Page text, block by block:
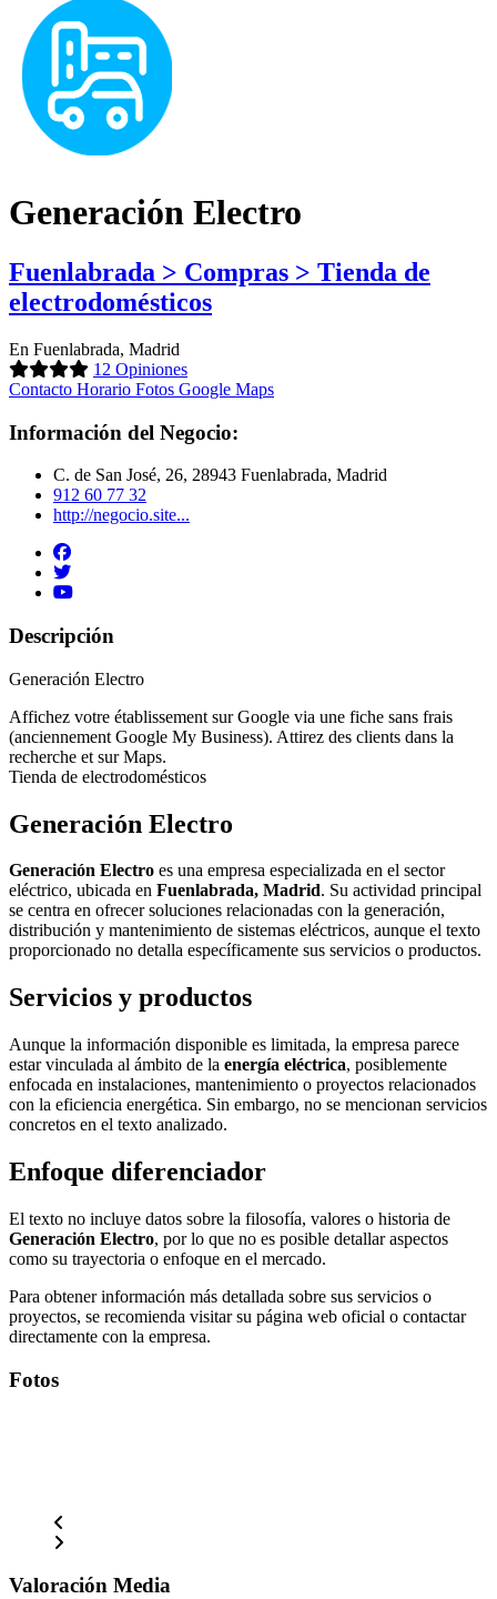
Generación Electro
Fuenlabrada > Compras > Tienda de
electrodomésticos
En Fuenlabrada, Madrid
12 Opiniones
Contacto Horario Fotos Google Maps
Información del Negocio:
C. de San José, 26, 28943 Fuenlabrada, Madrid
912 60 77 32
http://negocio.site...
Descripción
Generación Electro
Affichez votre établissement sur Google via une fiche sans frais
(anciennement Google My Business). Attirez des clients dans la
recherche et sur Maps.
Tienda de electrodomésticos
Generación Electro
Generación Electro es una empresa especializada en el sector
eléctrico, ubicada en Fuenlabrada, Madrid. Su actividad principal
se centra en ofrecer soluciones relacionadas con la generación,
distribución y mantenimiento de sistemas eléctricos, aunque el texto
proporcionado no detalla específicamente sus servicios o productos.
Servicios y productos
Aunque la información disponible es limitada, la empresa parece
estar vinculada al ámbito de la energía eléctrica, posiblemente
enfocada en instalaciones, mantenimiento o proyectos relacionados
con la eficiencia energética. Sin embargo, no se mencionan servicios
concretos en el texto analizado.
Enfoque diferenciador
El texto no incluye datos sobre la filosofía, valores o historia de
Generación Electro, por lo que no es posible detallar aspectos
como su trayectoria o enfoque en el mercado.
Para obtener información más detallada sobre sus servicios o
proyectos, se recomienda visitar su página web oficial o contactar
directamente con la empresa.
Fotos
Valoración Media